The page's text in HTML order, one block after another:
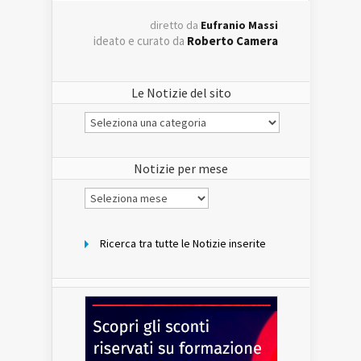
diretto da Eufranio Massi
ideato e curato da Roberto Camera
Le Notizie del sito
Le
Notizie
Notizie per mese
Notizie
per
Ricerca tra tutte le Notizie inserite